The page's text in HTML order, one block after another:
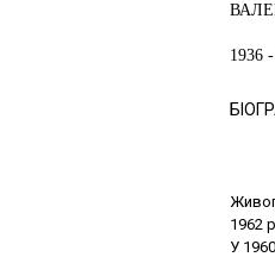
1936
1962
У